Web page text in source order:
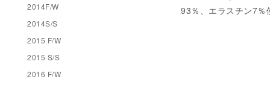
93％、エラスチン7％
2014F/W
2014S/S
2015 F/W
2015 S/S
2016 F/W